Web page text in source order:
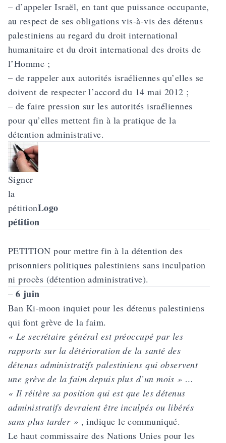
– d’appeler Israël, en tant que puissance occupante,
au respect de ses obligations vis-à-vis des détenus
palestiniens au regard du droit international
humanitaire et du droit international des droits de
l’Homme ;
– de rappeler aux autorités israéliennes qu’elles se
doivent de respecter l’accord du 14 mai 2012 ;
– de faire pression sur les autorités israéliennes
pour qu’elles mettent fin à la pratique de la
détention administrative.
Signer
la
pétitionLogo
pétition
PETITIONpour mettre fin à la détention des
prisonniers politiques palestiniens sans inculpation
ni procès (détention administrative).
– 6 juin
Ban Ki-moon inquiet pour les détenus palestiniens
qui font grève de la faim.
« Le secrétaire général est préoccupé par les
rapports sur la détérioration de la santé des
détenus administratifs palestiniens qui observent
une grève de la faim depuis plus d’un mois » …
« Il réitère sa position qui est que les détenus
administratifs devraient être inculpés ou libérés
sans plus tarder » , indique le communiqué.
Le haut commissaire des Nations Unies pour les